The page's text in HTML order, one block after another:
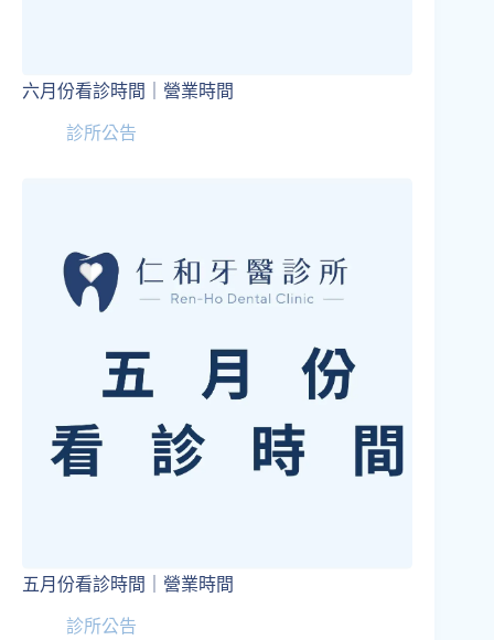
六月份看診時間｜營業時間
診所公告
五月份看診時間｜營業時間
診所公告